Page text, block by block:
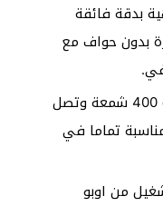
بدقة فائقة
بدون حواف مع
شدة الإضاءة الخاصة بها ممتازة 400 شمعة وتصل
مناسبة تماما في
من اوبو